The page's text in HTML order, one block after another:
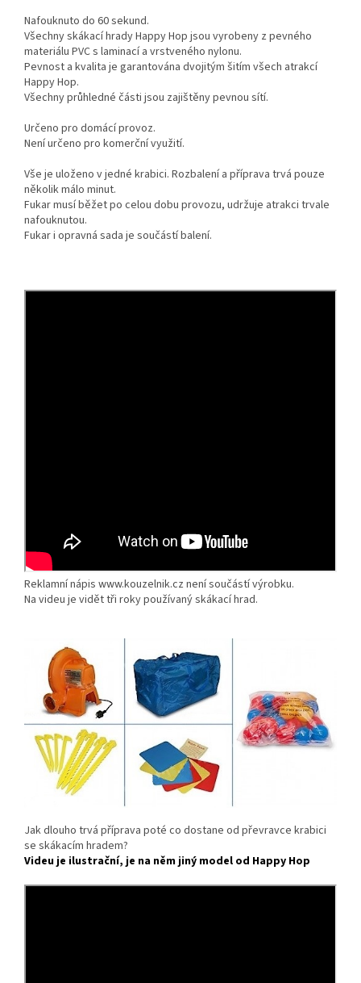
Nafouknuto do 60 sekund.
Všechny skákací hrady Happy Hop jsou vyrobeny z pevného
materiálu PVC s laminací a vrstveného nylonu.
Pevnost a kvalita je garantována dvojitým šitím všech atrakcí
Happy Hop.
Všechny průhledné části jsou zajištěny pevnou sítí.
Určeno pro domácí provoz.
Není určeno pro komerční využití.
Vše je uloženo v jedné krabici. Rozbalení a příprava trvá pouze
několik málo minut.
Fukar musí běžet po celou dobu provozu, udržuje atrakci trvale
nafouknutou.
Fukar i opravná sada je součástí balení.
Reklamní nápis www.kouzelnik.cz není součástí výrobku.
Na videu je vidět tři roky používaný skákací hrad.
Jak dlouho trvá příprava poté co dostane od převravce krabici
se skákacím hradem?
Videu je ilustrační, je na něm jiný model od Happy Hop